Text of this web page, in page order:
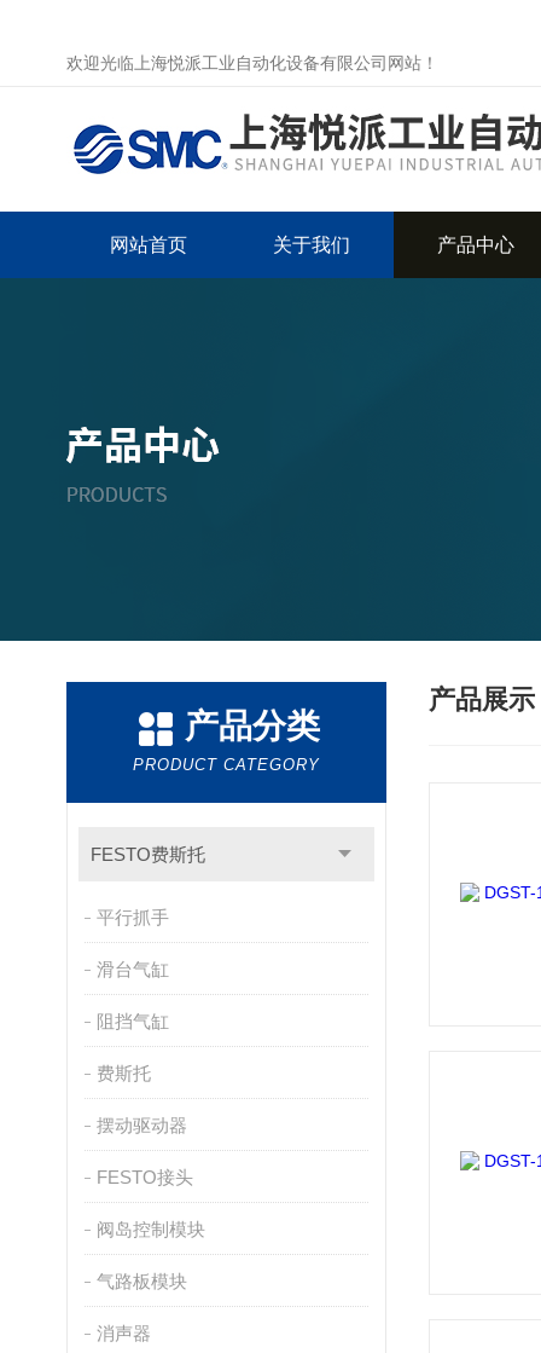
欢迎光临上海悦派工业自动化设备有限公司网站！
网站首页 关于我们 产品中心
产品分类
PRODUCT CATEGORY
FESTO费斯托
平行抓手
滑台气缸
阻挡气缸
费斯托
摆动驱动器
FESTO接头
阀岛控制模块
气路板模块
消声器
产品展示